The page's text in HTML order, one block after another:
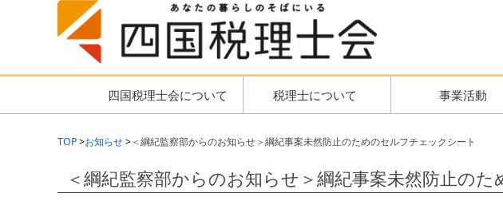
四国税理士会について 税理士について 事業活動
TOP お知らせ ＜綱紀監察部からのお知らせ＞綱紀事案未然防止のためのセルフチェックシート
＜綱紀監察部からのお知らせ＞綱紀事案未然防止の